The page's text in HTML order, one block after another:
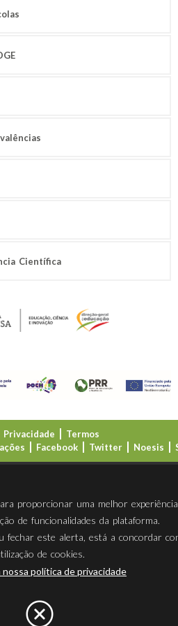
Científica
Privacidade
Termos
Facebook Twitter Noesis
proporcionar uma melhor
de funcionalidades da plataforma.
fechar este alerta, está a concordar
de cookies.
política de privacidade